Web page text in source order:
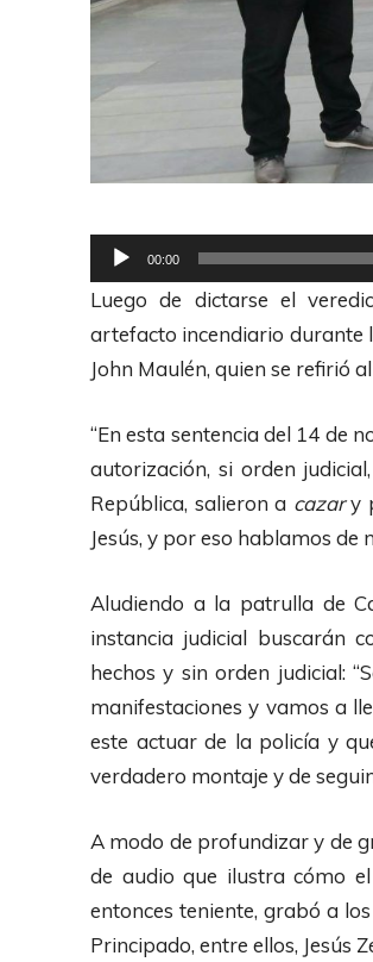
e
o
d
c
t
r
d
e
A
u
d
o
00:00
Luego de dictarse el
artefacto incendiario durante
John Maulén, quien se refirió
“En esta sentencia del 14 de
autorización, si orden
República, salieron a cazary
Jesús, y por eso hablamos de
Aludiendo a la patrulla de
instancia judicial buscarán
hechos y sin orden judicial:
manifestaciones y vamos a
este actuar de la policía y
verdadero montaje y de
A modo de profundizar y de
de audio que ilustra cómo
entonces teniente, grabó a
Principado, entre ellos, Jesús